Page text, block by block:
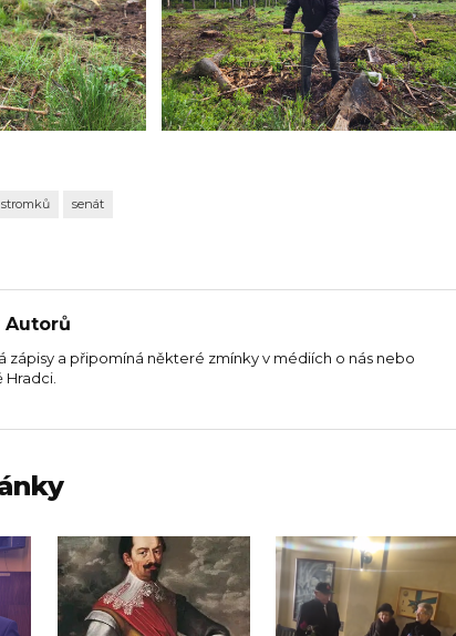
senát
Autorů
zápisy a připomíná některé zmínky v médiích o nás nebo
Hradci.